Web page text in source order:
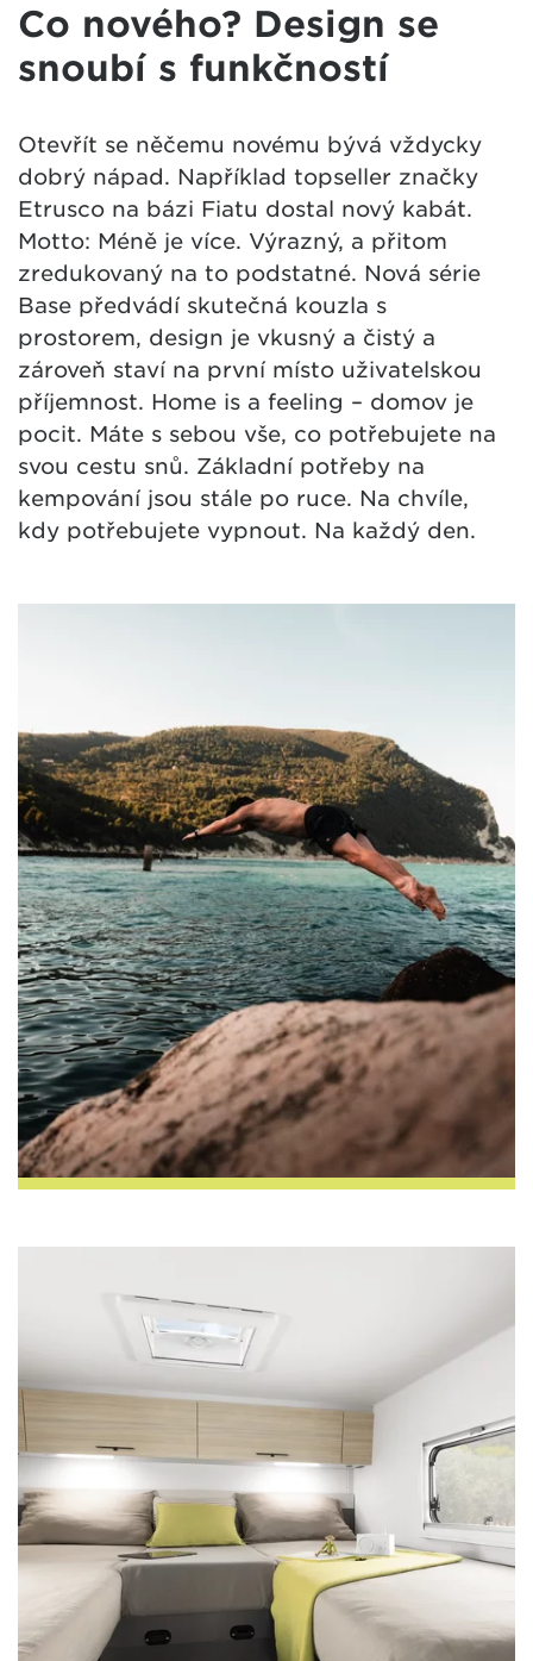
Co nového? Design se
snoubí s funkčností
Otevřít se něčemu novému bývá vždycky
dobrý nápad. Například topseller značky
Etrusco na bázi Fiatu dostal nový kabát.
Motto: Méně je více. Výrazný, a přitom
zredukovaný na to podstatné. Nová série
Base předvádí skutečná kouzla s
prostorem, design je vkusný a čistý a
zároveň staví na první místo uživatelskou
příjemnost. Home is a feeling – domov je
pocit. Máte s sebou vše, co potřebujete na
svou cestu snů. Základní potřeby na
kempování jsou stále po ruce. Na chvíle,
kdy potřebujete vypnout. Na každý den.